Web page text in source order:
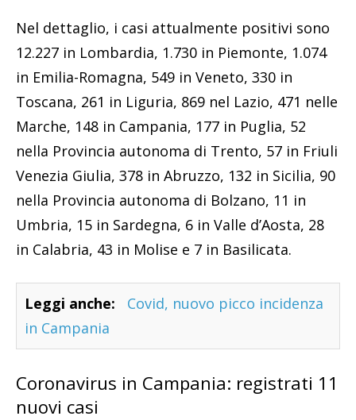
Nel dettaglio, i casi attualmente positivi sono
12.227 in Lombardia, 1.730 in Piemonte, 1.074
in Emilia-Romagna, 549 in Veneto, 330 in
Toscana, 261 in Liguria, 869 nel Lazio, 471 nelle
Marche, 148 in Campania, 177 in Puglia, 52
nella Provincia autonoma di Trento, 57 in Friuli
Venezia Giulia, 378 in Abruzzo, 132 in Sicilia, 90
nella Provincia autonoma di Bolzano, 11 in
Umbria, 15 in Sardegna, 6 in Valle d’Aosta, 28
in Calabria, 43 in Molise e 7 in Basilicata.
Leggi anche:
Covid, nuovo picco incidenza
in Campania
Coronavirus in Campania: registrati 11
nuovi casi